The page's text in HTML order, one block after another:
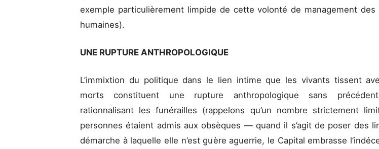
exemple particulièrement limpide de cette volonté de management des
humaines).
UNE RUPTURE ANTHROPOLOGIQUE
L’immixtion du politique dans le lien intime que les vivants tissent
morts constituent une rupture anthropologique sans
rationnalisant les funérailles (rappelons qu’un nombre strictement
personnes étaient admis aux obsèques — quand il s’agit de poser des
démarche à laquelle elle n’est guère aguerrie, le Capital embrasse